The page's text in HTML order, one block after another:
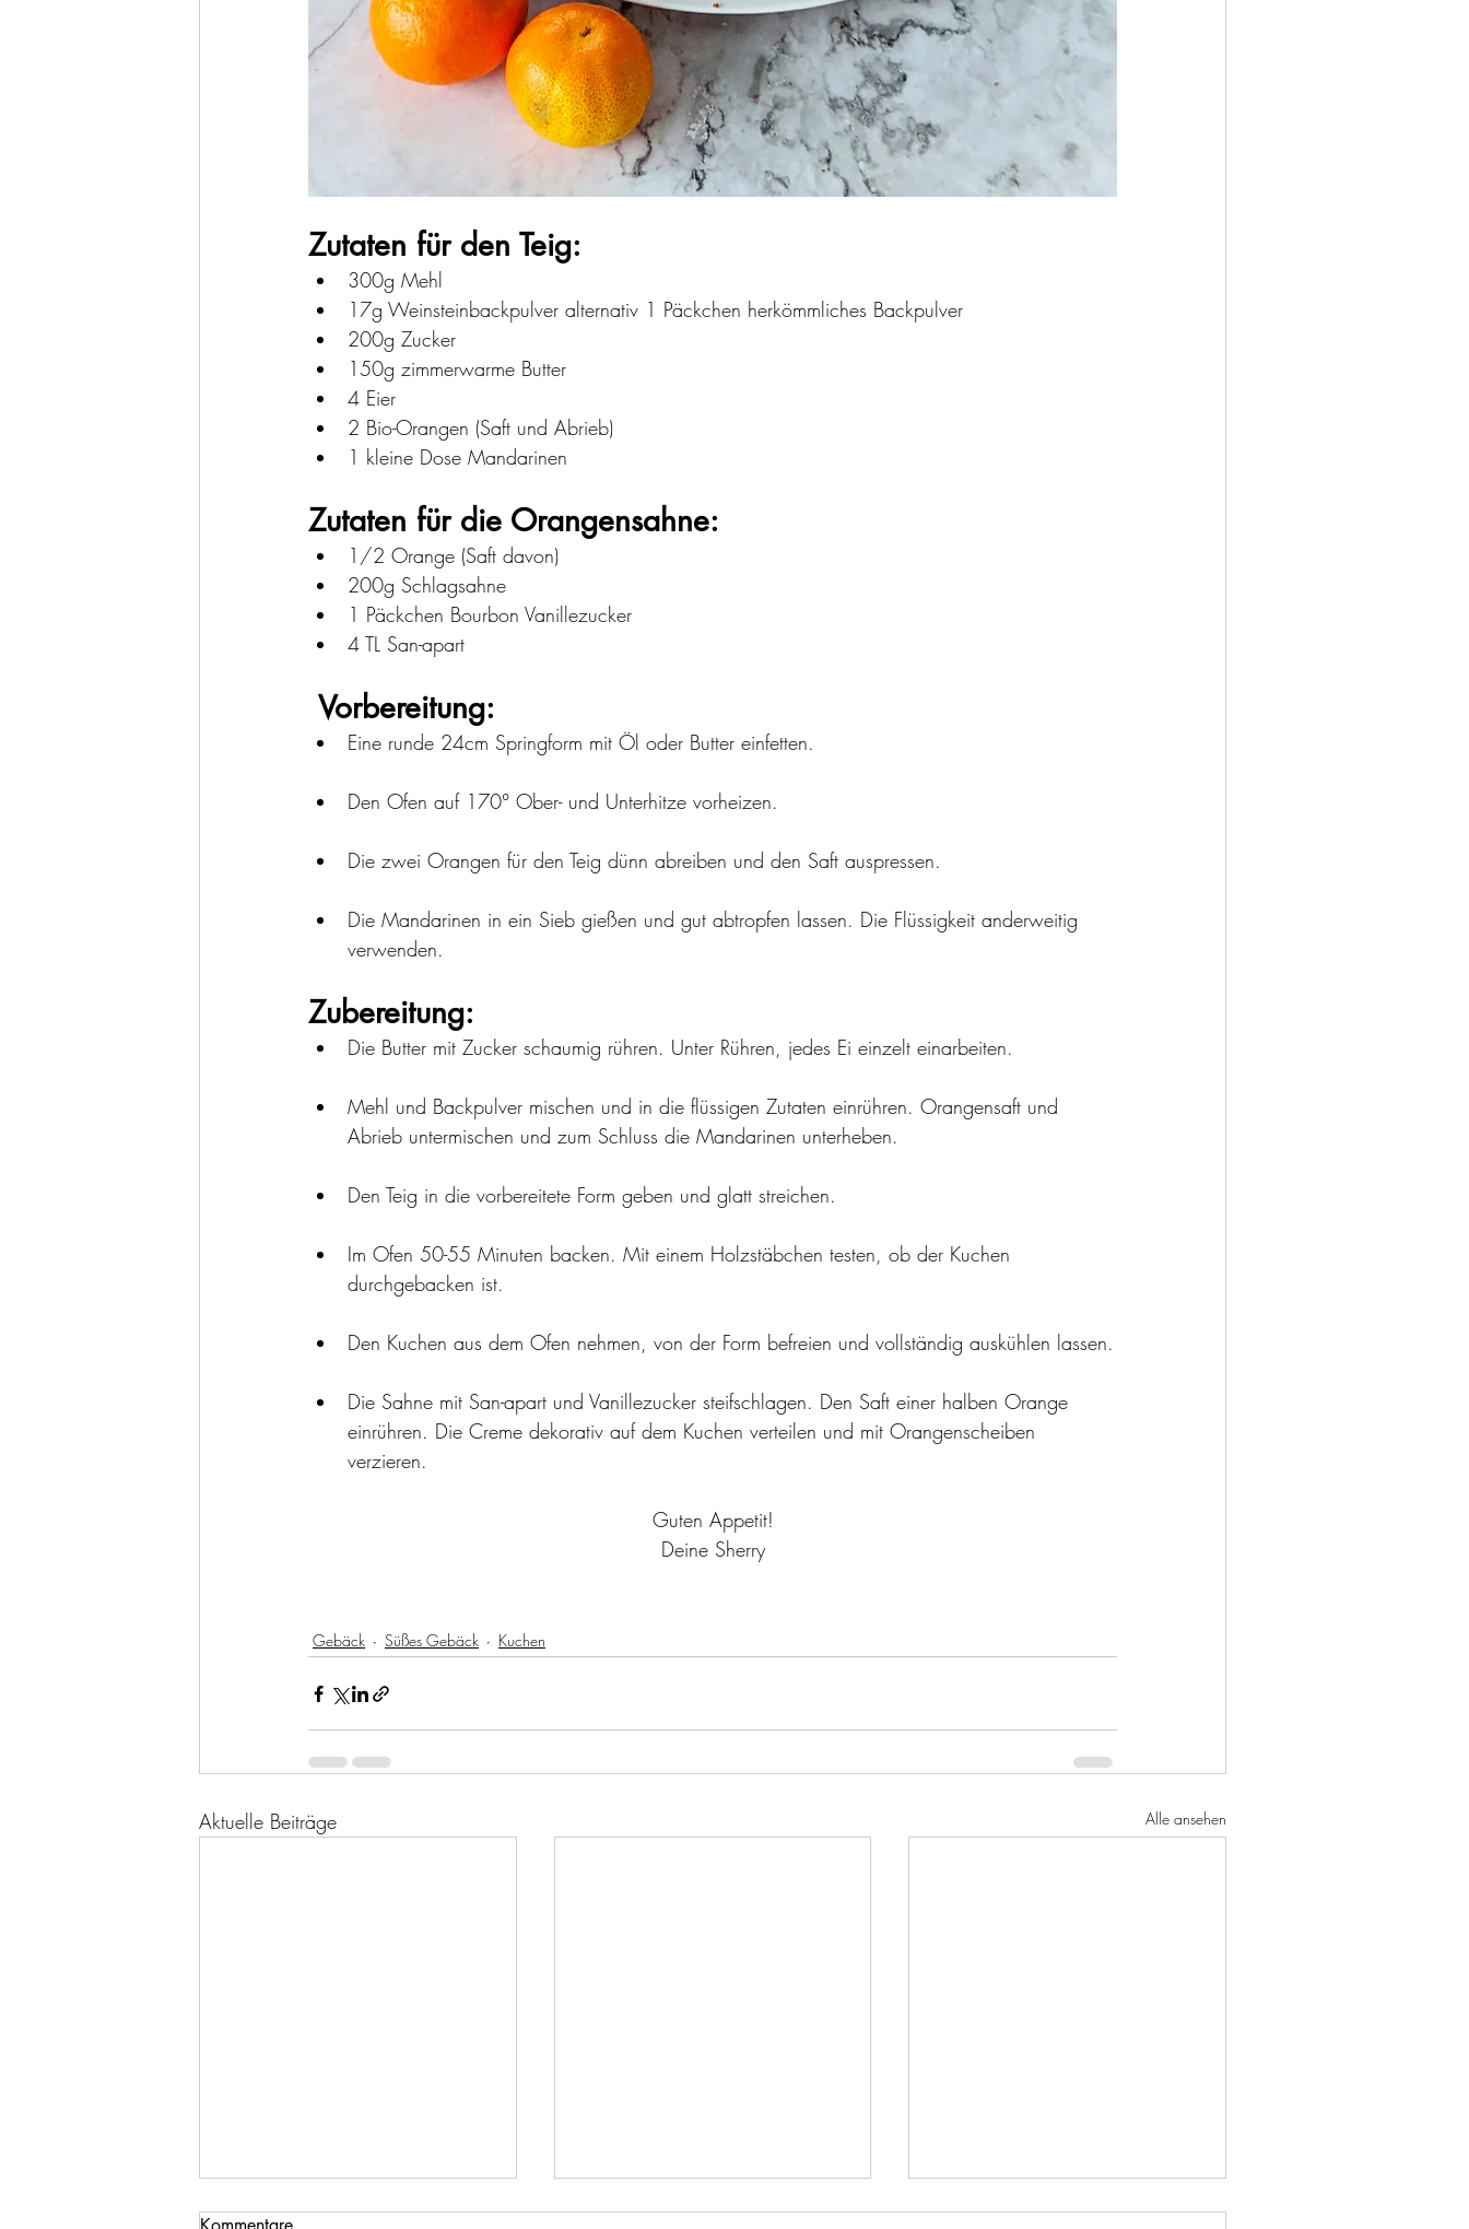
Zutaten für den Teig:
300g Mehl
17g Weinsteinbackpulver alternativ 1 Päckchen herkömmliches Backpulver
200g Zucker
150g zimmerwarme Butter
4 Eier
2 Bio-Orangen (Saft und Abrieb)
1 kleine Dose Mandarinen
Zutaten für die Orangensahne:
1/2 Orange (Saft davon)
200g Schlagsahne
1 Päckchen Bourbon Vanillezucker
4 TL San-apart
Vorbereitung:
Eine runde 24cm Springform mit Öl oder Butter einfetten.
Den Ofen auf 170° Ober- und Unterhitze vorheizen.
Die zwei Orangen für den Teig dünn abreiben und den Saft auspressen.
Die Mandarinen in ein Sieb gießen und gut abtropfen lassen. Die Flüssigkeit anderweitig
verwenden.
Zubereitung:
Die Butter mit Zucker schaumig rühren. Unter Rühren, jedes Ei einzelt einarbeiten.
Mehl und Backpulver mischen und in die flüssigen Zutaten einrühren. Orangensaft und
Abrieb untermischen und zum Schluss die Mandarinen unterheben.
Den Teig in die vorbereitete Form geben und glatt streichen.
Im Ofen 50-55 Minuten backen. Mit einem Holzstäbchen testen, ob der Kuchen
durchgebacken ist.
Den Kuchen aus dem Ofen nehmen, von der Form befreien und vollständig auskühlen lassen.
Die Sahne mit San-apart und Vanillezucker steifschlagen. Den Saft einer halben Orange
einrühren. Die Creme dekorativ auf dem Kuchen verteilen und mit Orangenscheiben
verzieren.
Guten Appetit!
Deine Sherry
Gebäck Süßes Gebäck Kuchen
Aktuelle Beiträge Alle ansehen